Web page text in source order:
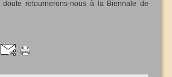
retournerons-nous à la Biennale de